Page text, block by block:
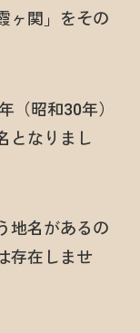
ヶ関」をその
（昭和30年）
となりまし
地名があるの
存在しませ